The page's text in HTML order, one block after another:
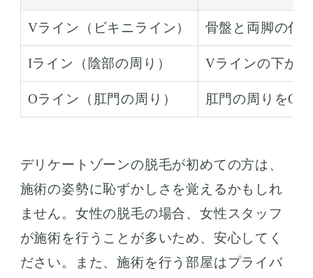
Vライン（ビキニライン） 骨盤と両脚の付
Iライン（陰部の周り） Vラインの下か
Oライン（肛門の周り） 肛門の周りをO
デリケートゾーンの脱毛が初めての方は、
施術の姿勢に恥ずかしさを覚えるかもしれ
ません。女性の脱毛の場合、女性スタッフ
が施術を行うことが多いため、安心してく
ださい。また、施術を行う部屋はプライバ